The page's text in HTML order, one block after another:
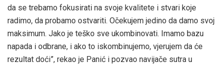
da se trebamo fokusirati na svoje kvalitete i stvari koje
radimo, da probamo ostvariti. Očekujem jedino da damo svoj
maksimum. Jako je teško sve ukombinovati. Imamo bazu
napada i odbrane, i ako to iskombinujemo, vjerujem da će
rezultat doći”, rekao je Panić i pozvao navijače sutra u